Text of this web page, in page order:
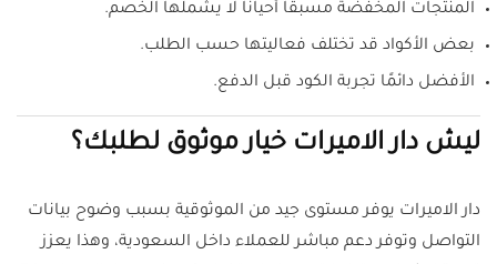
المنتجات المخفضة مسبقًا أحيانًا لا يشملها الخصم.
بعض الأكواد قد تختلف فعاليتها حسب الطلب.
الأفضل دائمًا تجربة الكود قبل الدفع.
ليش دار الاميرات خيار موثوق لطلبك؟
دار الاميرات يوفر مستوى جيد من الموثوقية بسبب وضوح بيانات
التواصل وتوفر دعم مباشر للعملاء داخل السعودية، وهذا يعزز